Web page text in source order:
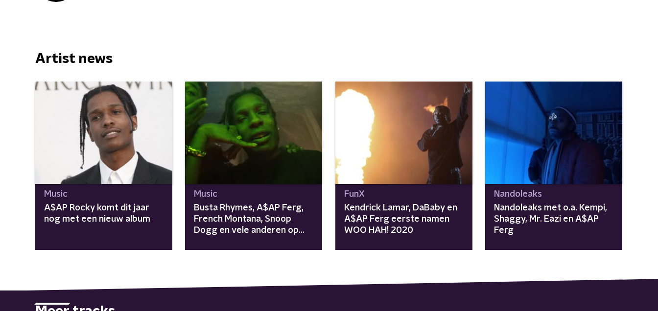
Artist news
Music
A$AP Rocky komt dit jaar
nog met een nieuw album
Music
Busta Rhymes, A$AP Ferg,
French Montana, Snoop
Dogg en vele anderen op
FunX
Kendrick Lamar, DaBaby en
A$AP Ferg eerste namen
WOO HAH! 2020
Nandoleaks
Nandoleaks met o.a. Kempi,
Shaggy, Mr. Eazi en A$AP
Ferg